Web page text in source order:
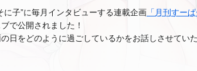
に子”に毎月インタビューする連載企画 「月刊すー
で公開されました！
日をどのように過ごしているかをお話しさせてい